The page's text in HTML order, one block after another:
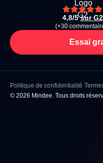
4,8/5sur G2
(+30
Essai
© 2026 Mindee. Tous droits
Politique de confidentialité